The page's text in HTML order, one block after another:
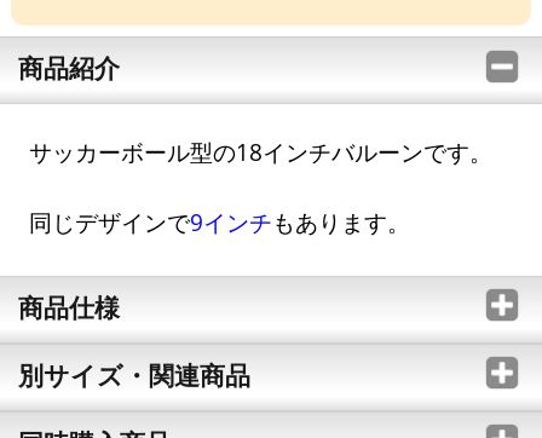
商品紹介
サッカーボール型の18インチバルーンです。
同じデザインで9インチもあります。
商品仕様
別サイズ・関連商品